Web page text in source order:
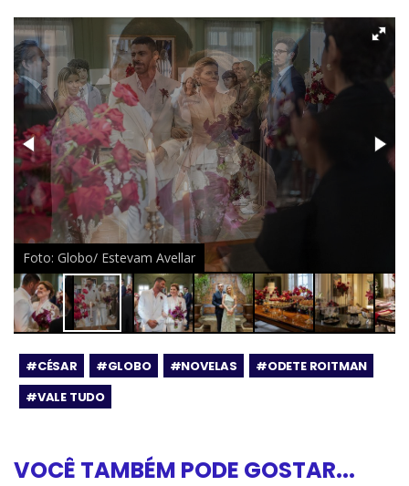
Foto: Globo/ Estevam Avellar
#CÉSAR #GLOBO #NOVELAS
#ODETE ROITMAN
#VALE TUDO
VOCÊ TAMBÉM PODE GOSTAR...